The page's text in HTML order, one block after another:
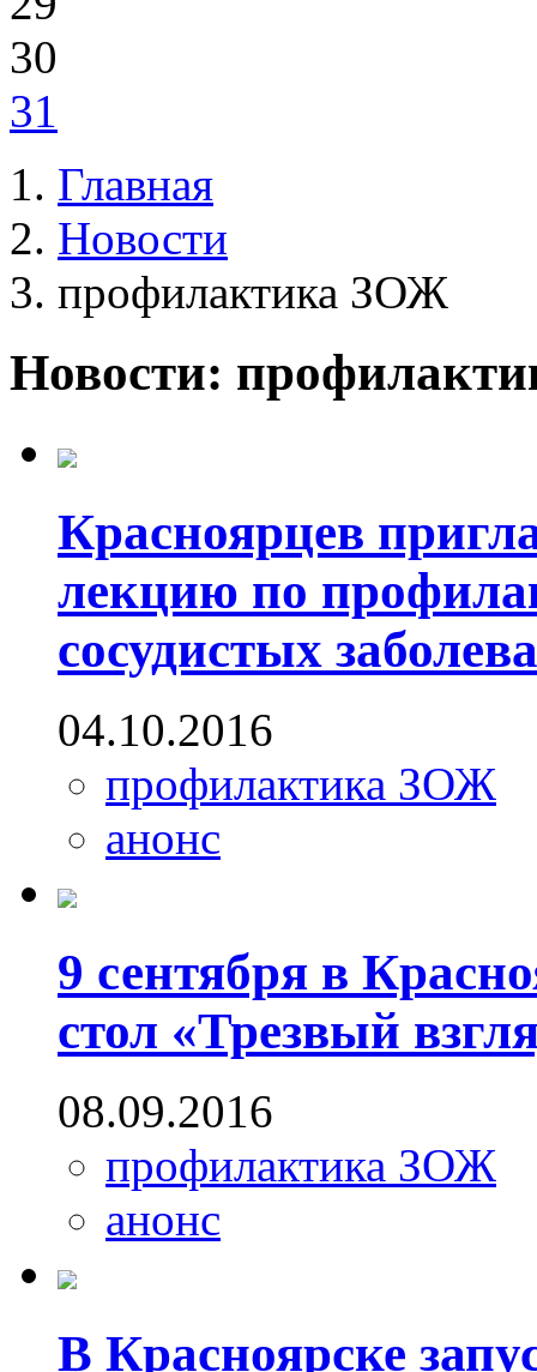
30
31
Главная
Новости
профилактика ЗОЖ
Новости:
Красноярцев
лекцию по
сосудистых
04.10.2016
профилактика ЗОЖ
анонс
9 сентября в
стол «Трезвый
08.09.2016
профилактика ЗОЖ
анонс
В Красноярске